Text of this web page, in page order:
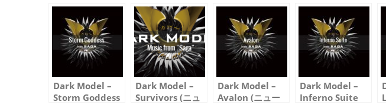
Dark Model –
Storm Goddess
Dark Model –
Survivors (ニュ
Dark Model –
Avalon (ニュー
Dark Model –
Inferno Suite